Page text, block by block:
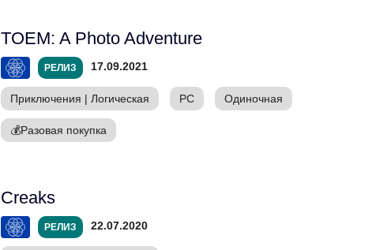
TOEM: A Photo Adventure
РЕЛИЗ 17.09.2021
Приключения | Логическая PC Одиночная
💰Разовая покупка
Creaks
РЕЛИЗ 22.07.2020